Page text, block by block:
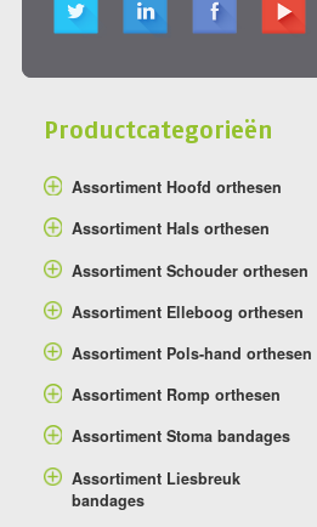
Productcategorieën
Assortiment Hoofd orthesen
Assortiment Hals orthesen
Assortiment Schouder orthesen
Assortiment Elleboog orthesen
Assortiment Pols-hand orthesen
Assortiment Romp orthesen
Assortiment Stoma bandages
Assortiment Liesbreuk
bandages